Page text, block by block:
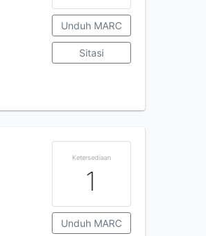
Unduh MARC
Sitasi
Ketersediaan
1
Unduh MARC